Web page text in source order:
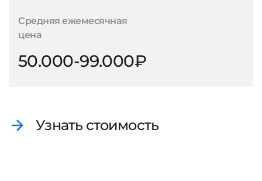
Средняя ежемесячная
цена
50.000-99.000₽
Узнать стоимость